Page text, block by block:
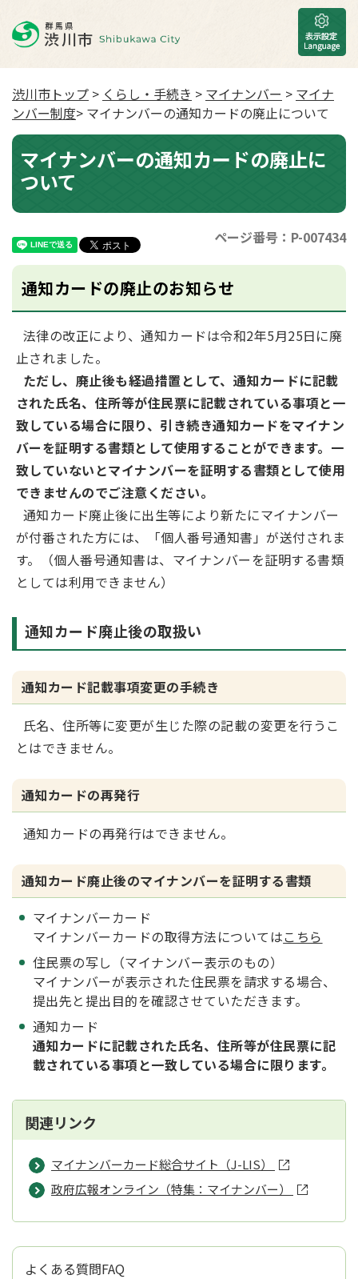
渋川市トップ > くらし・手続き > マイナンバー > マイナ
ンバー制度> マイナンバーの通知カードの廃止について
マイナンバーの通知カードの廃止に
ついて
ページ番号：P-007434
通知カードの廃止のお知らせ
法律の改正により、通知カードは令和2年5月25日に廃
止されました。
ただし、廃止後も経過措置として、通知カードに記載
された氏名、住所等が住民票に記載されている事項と一
致している場合に限り、引き続き通知カードをマイナン
バーを証明する書類として使用することができます。一
致していないとマイナンバーを証明する書類として使用
できませんのでご注意ください。
通知カード廃止後に出生等により新たにマイナンバー
が付番された方には、「個人番号通知書」が送付されま
す。（個人番号通知書は、マイナンバーを証明する書類
としては利用できません）
通知カード廃止後の取扱い
通知カード記載事項変更の手続き
氏名、住所等に変更が生じた際の記載の変更を行うこ
とはできません。
通知カードの再発行
通知カードの再発行はできません。
通知カード廃止後のマイナンバーを証明する書類
マイナンバーカード
マイナンバーカードの取得方法についてはこちら
住民票の写し（マイナンバー表示のもの）
マイナンバーが表示された住民票を請求する場合、
提出先と提出目的を確認させていただきます。
通知カード
通知カードに記載された氏名、住所等が住民票に記
載されている事項と一致している場合に限ります。
関連リンク
マイナンバーカード総合サイト（J-LIS）
政府広報オンライン（特集：マイナンバー）
よくある質問FAQ